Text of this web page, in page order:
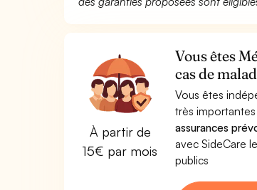
À partir de
15€ par mois
Vous êtes
cas de
Vous êtes
très
assurances
avec SideCare
publics